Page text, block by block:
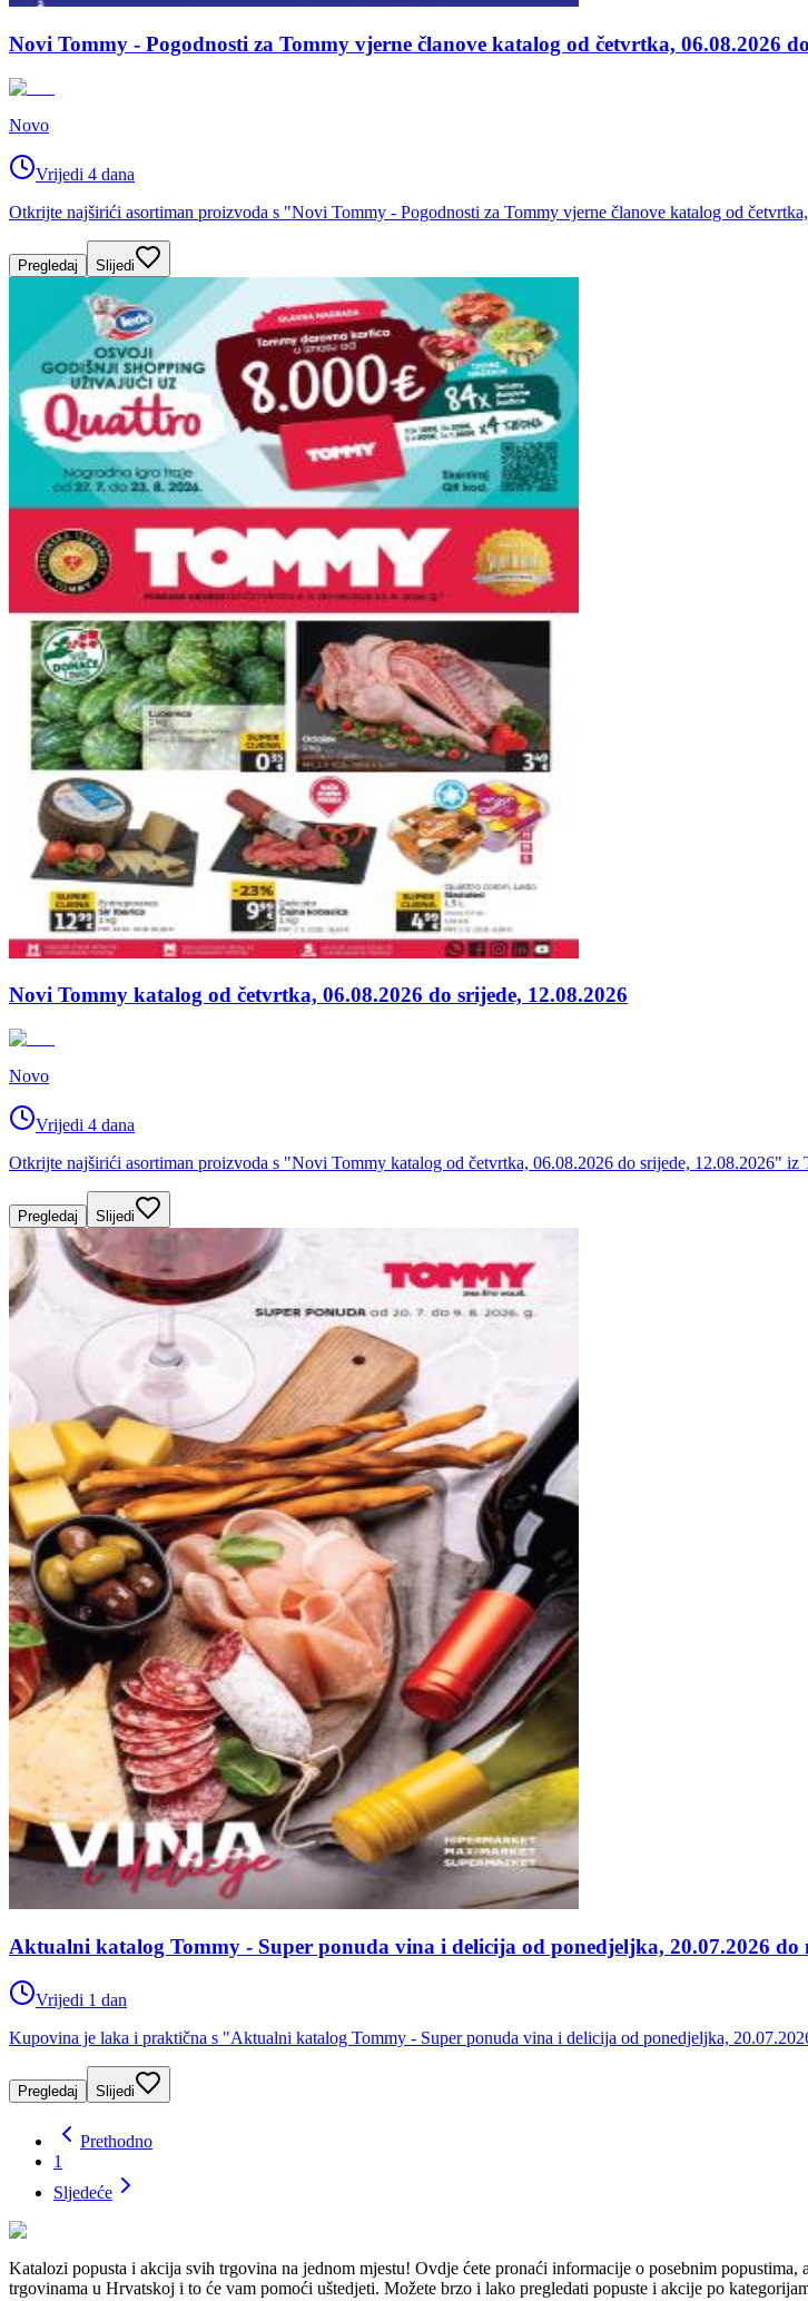
Novi Tommy - Pogodnosti za Tommy vjerne članove katalog od četvrtka, 06.08.2026
Novo
Vrijedi 4 dana
Otkrijte najširići asortiman proizvoda s "Novi Tommy - Pogodnosti za Tommy vjerne članove katalog od
Pregledaj Slijedi
Novi Tommy katalog od četvrtka, 06.08.2026 do srijede, 12.08.2026
Novo
Vrijedi 4 dana
Otkrijte najširići asortiman proizvoda s "Novi Tommy katalog od četvrtka, 06.08.2026 do srijede, 12.08.2026" iz
Pregledaj Slijedi
Aktualni katalog Tommy - Super ponuda vina i delicija od ponedjeljka, 20.07.2026 do
Vrijedi 1 dan
Kupovina je laka i praktična s "Aktualni katalog Tommy - Super ponuda vina i delicija od ponedjeljka,
Pregledaj Slijedi
Prethodno
1
Sljedeće
Katalozi popusta i akcija svih trgovina na jednom mjestu! Ovdje ćete pronaći informacije o posebnim
trgovinama u Hrvatskoj i to će vam pomoći uštedjeti. Možete brzo i lako pregledati popuste i akcije po